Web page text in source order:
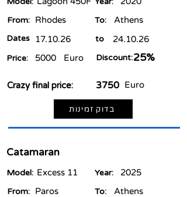
Athens
To:
From: Rhodes
24.10.26
to
17.10.26
Dates
25%
Discount:
Euro
5000
Price:
Euro
3750
Crazy final price:
בדוק זמינות
Catamaran
2025
Year:
Excess 11
Model:
Athens
To:
From: Paros